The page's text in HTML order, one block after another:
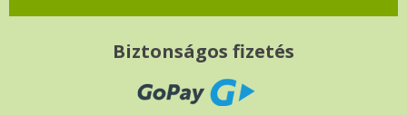
Biztonságos fizetés